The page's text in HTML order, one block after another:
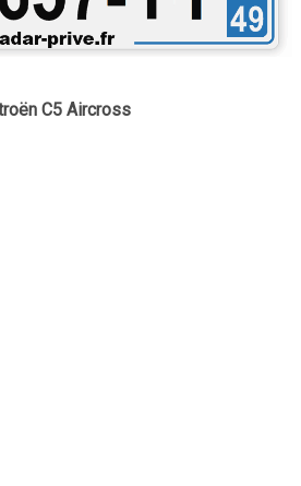
C5 Aircross